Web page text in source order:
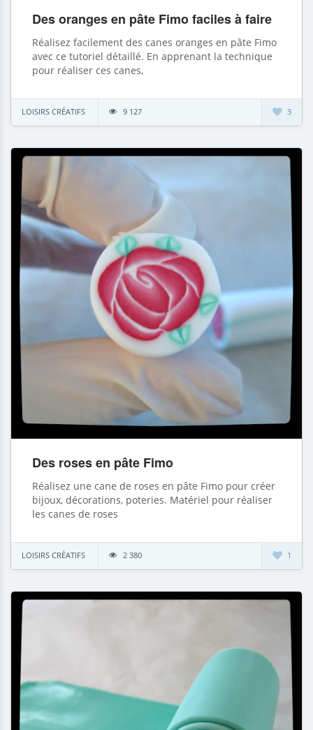
Des oranges en pâte Fimo faciles à faire
Réalisez facilement des canes oranges en pâte Fimo
avec ce tutoriel détaillé. En apprenant la technique
pour réaliser ces canes,
LOISIRS CRÉATIFS 9 127 3
Des roses en pâte Fimo
Réalisez une cane de roses en pâte Fimo pour créer
bijoux, décorations, poteries. Matériel pour réaliser
les canes de roses
LOISIRS CRÉATIFS 2 380 1